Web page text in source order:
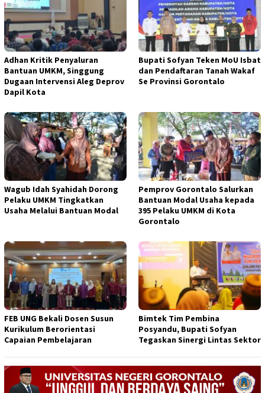
Adhan Kritik Penyaluran
Bantuan UMKM, Singgung
Dugaan Intervensi Aleg Deprov
Dapil Kota
Bupati Sofyan Teken MoU Isbat
dan Pendaftaran Tanah Wakaf
Se Provinsi Gorontalo
Wagub Idah Syahidah Dorong
Pelaku UMKM Tingkatkan
Usaha Melalui Bantuan Modal
Pemprov Gorontalo Salurkan
Bantuan Modal Usaha kepada
395 Pelaku UMKM di Kota
Gorontalo
FEB UNG Bekali Dosen Susun
Kurikulum Berorientasi
Capaian Pembelajaran
Bimtek Tim Pembina
Posyandu, Bupati Sofyan
Tegaskan Sinergi Lintas Sektor